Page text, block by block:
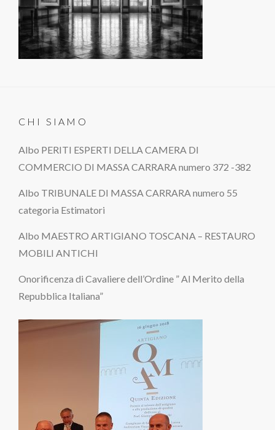
CHI SIAMO
Albo PERITI ESPERTI DELLA CAMERA DI
COMMERCIO DI MASSA CARRARA numero 372 -382
Albo TRIBUNALE DI MASSA CARRARA numero 55
categoria Estimatori
Albo MAESTRO ARTIGIANO TOSCANA – RESTAURO
MOBILI ANTICHI
Onorificenza di Cavaliere dell’Ordine ” Al Merito della
Repubblica Italiana”